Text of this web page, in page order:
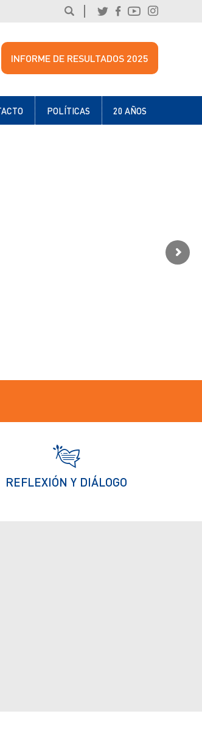
INFORME DE RESULTADOS 2025
POLÍTICAS 20 AÑOS
REFLEXIÓN Y DIÁLOGO